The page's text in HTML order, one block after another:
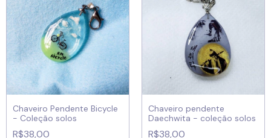
Chaveiro Pendente Bicycle
- Coleção solos
R$38,00
Chaveiro pendente
Daechwita - coleção solos
R$38,00